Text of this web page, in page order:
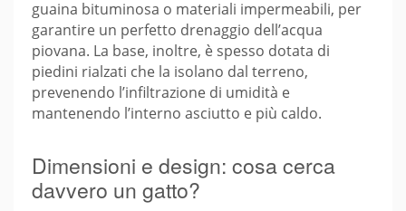
guaina bituminosa o materiali impermeabili, per
garantire un perfetto drenaggio dell’acqua
piovana. La base, inoltre, è spesso dotata di
piedini rialzati che la isolano dal terreno,
prevenendo l’infiltrazione di umidità e
mantenendo l’interno asciutto e più caldo.
Dimensioni e design: cosa cerca
davvero un gatto?